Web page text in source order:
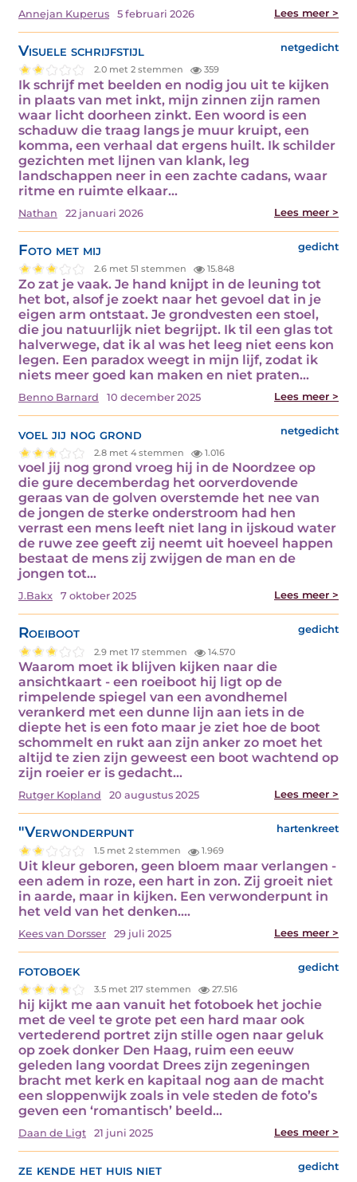
Annejan Kuperus 5 februari 2026 Lees meer >
Visuele schrijfstijl netgedicht
2.0 met 2 stemmen 359
Ik schrijf met beelden en nodig jou uit te kijken
in plaats van met inkt, mijn zinnen zijn ramen
waar licht doorheen zinkt. Een woord is een
schaduw die traag langs je muur kruipt, een
komma, een verhaal dat ergens huilt. Ik schilder
gezichten met lijnen van klank, leg
landschappen neer in een zachte cadans, waar
ritme en ruimte elkaar…
Nathan 22 januari 2026 Lees meer >
Foto met mij gedicht
2.6 met 51 stemmen 15.848
Zo zat je vaak. Je hand knijpt in de leuning tot
het bot, alsof je zoekt naar het gevoel dat in je
eigen arm ontstaat. Je grondvesten een stoel,
die jou natuurlijk niet begrijpt. Ik til een glas tot
halverwege, dat ik al was het leeg niet eens kon
legen. Een paradox weegt in mijn lijf, zodat ik
niets meer goed kan maken en niet praten…
Benno Barnard 10 december 2025 Lees meer >
voel jij nog grond netgedicht
2.8 met 4 stemmen 1.016
voel jij nog grond vroeg hij in de Noordzee op
die gure decemberdag het oorverdovende
geraas van de golven overstemde het nee van
de jongen de sterke onderstroom had hen
verrast een mens leeft niet lang in ijskoud water
de ruwe zee geeft zij neemt uit hoeveel happen
bestaat de mens zij zwijgen de man en de
jongen tot…
J.Bakx 7 oktober 2025 Lees meer >
Roeiboot gedicht
2.9 met 17 stemmen 14.570
Waarom moet ik blijven kijken naar die
ansichtkaart - een roeiboot hij ligt op de
rimpelende spiegel van een avondhemel
verankerd met een dunne lijn aan iets in de
diepte het is een foto maar je ziet hoe de boot
schommelt en rukt aan zijn anker zo moet het
altijd te zien zijn geweest een boot wachtend op
zijn roeier er is gedacht…
Rutger Kopland 20 augustus 2025 Lees meer >
"Verwonderpunt hartenkreet
1.5 met 2 stemmen 1.969
Uit kleur geboren, geen bloem maar verlangen -
een adem in roze, een hart in zon. Zij groeit niet
in aarde, maar in kijken. Een verwonderpunt in
het veld van het denken.…
Kees van Dorsser 29 juli 2025 Lees meer >
fotoboek gedicht
3.5 met 217 stemmen 27.516
hij kijkt me aan vanuit het fotoboek het jochie
met de veel te grote pet een hard maar ook
vertederend portret zijn stille ogen naar geluk
op zoek donker Den Haag, ruim een eeuw
geleden lang voordat Drees zijn zegeningen
bracht met kerk en kapitaal nog aan de macht
een sloppenwijk zoals in vele steden de foto’s
geven een ‘romantisch’ beeld…
Daan de Ligt 21 juni 2025 Lees meer >
ze kende het huis niet gedicht